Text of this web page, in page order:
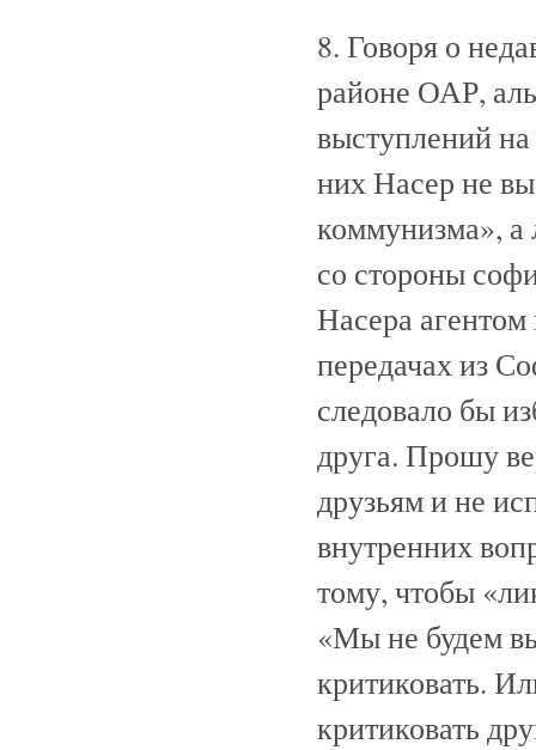
8. Говоря о
районе ОАР,
выступлений
них Насер не
коммунизма», а
со стороны
Насера
передачах из
следовало бы
друга. Прошу
друзьям и не
внутренних
тому, чтобы
«Мы не будем
критиковать.
критиковать